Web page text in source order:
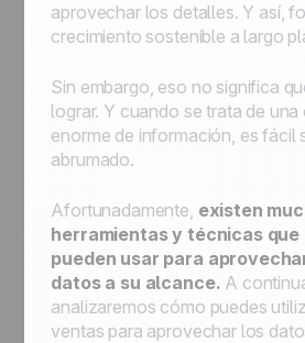
aprovechar los detalles. Y así,
crecimiento sostenible a largo
Sin embargo, eso no significa
lograr. Y cuando se trata de una
enorme de información, es fácil
abrumado.
Afortunadamente, existen
herramientas y técnicas que
pueden usar para
datos a su alcance. A
analizaremos cómo puedes
ventas para aprovechar los